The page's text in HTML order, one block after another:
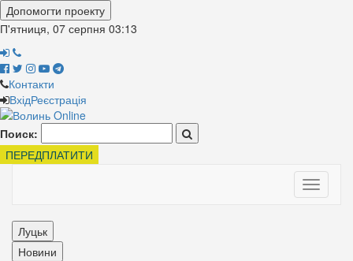
Допомогти проекту
П'ятниця, 07 серпня 03:13
Контакти
ВхідРеєстрація
Поиск:
ПЕРЕДПЛАТИТИ
Toggle
Луцьк
Новини